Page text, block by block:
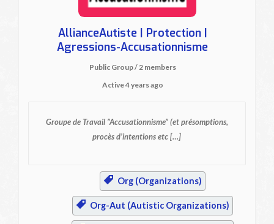
AllianceAutiste | Protection |
Agressions-Accusationnisme
Public Group / 2 members
Active4 years ago
Groupe de Travail ”Accusationnisme”(et présomptions,
procès d’intentions etc […]
Org (Organizations)
Org-Aut (Autistic Organizations)